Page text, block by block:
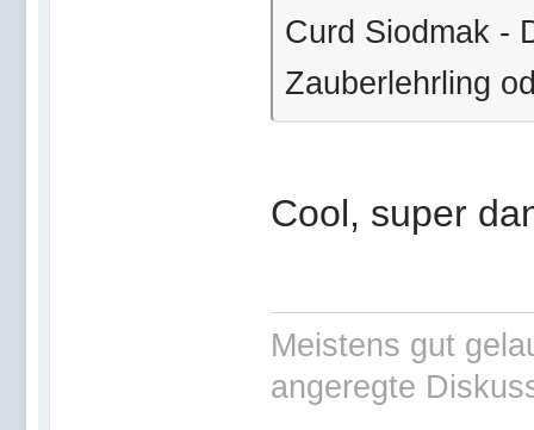
Curd Siodmak -
Zauberlehrling
Cool, super
Meistens gut
angeregte